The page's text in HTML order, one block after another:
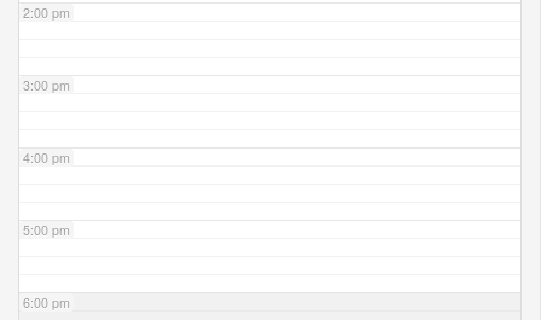
2:00 pm
3:00 pm
4:00 pm
5:00 pm
6:00 pm